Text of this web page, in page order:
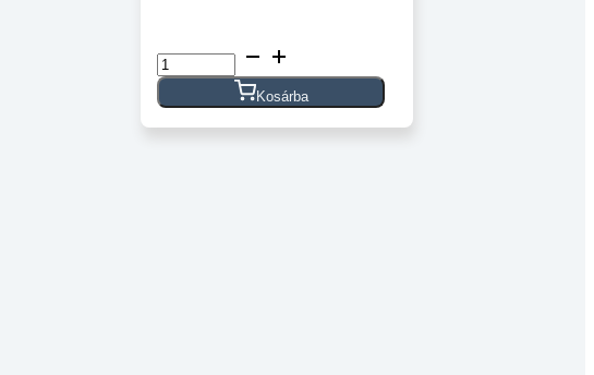
Félgömbfejű
belső
kulcsnyílású
csavar
DIN
Kosárba